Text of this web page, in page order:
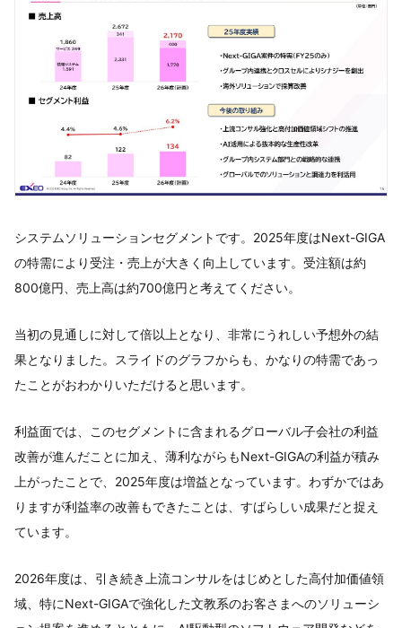
システムソリューションセグメントです。2025年度はNext-GIGA
の特需により受注・売上が大きく向上しています。受注額は約
800億円、売上高は約700億円と考えてください。
当初の見通しに対して倍以上となり、非常にうれしい予想外の結
果となりました。スライドのグラフからも、かなりの特需であっ
たことがおわかりいただけると思います。
利益面では、このセグメントに含まれるグローバル子会社の利益
改善が進んだことに加え、薄利ながらもNext-GIGAの利益が積み
上がったことで、2025年度は増益となっています。わずかではあ
りますが利益率の改善もできたことは、すばらしい成果だと捉え
ています。
2026年度は、引き続き上流コンサルをはじめとした高付加価値領
域、特にNext-GIGAで強化した文教系のお客さまへのソリューシ